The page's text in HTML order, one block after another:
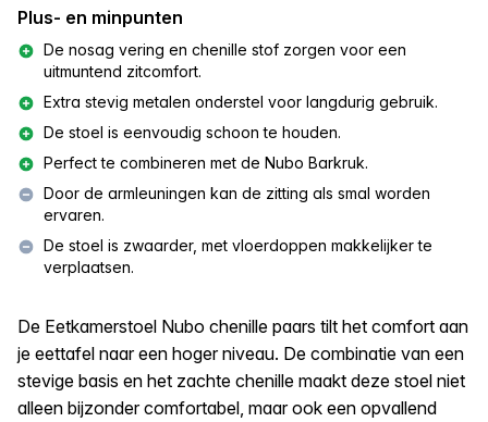
Plus- en minpunten
De nosag vering en chenille stof zorgen voor een
uitmuntend zitcomfort.
Extra stevig metalen onderstel voor langdurig gebruik.
De stoel is eenvoudig schoon te houden.
Perfect te combineren met de Nubo Barkruk.
Door de armleuningen kan de zitting als smal worden
ervaren.
De stoel is zwaarder, met vloerdoppen makkelijker te
verplaatsen.
De Eetkamerstoel Nubo chenille paars tilt het comfort aan
je eettafel naar een hoger niveau. De combinatie van een
stevige basis en het zachte chenille maakt deze stoel niet
alleen bijzonder comfortabel, maar ook een opvallend